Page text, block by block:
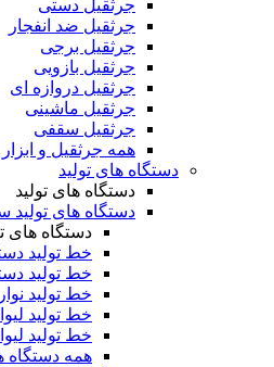
جرثقیل دستی
جرثقیل ضد انفجار
جرثقیل برجی
جرثقیل بازویی
جرثقیل دروازه ای
جرثقیل ماشینی
جرثقیل سقفی
همه جرثقیل و ابزار
دستگاه های تولید
دستگاه های تولید
دستگاه های تولید
دستگاه های
خط تولید
خط تولید
خط تولید
خط تولید
خط تولید
همه دستگاه